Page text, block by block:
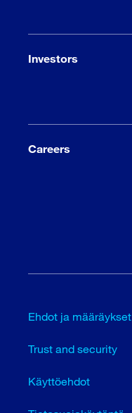
Investors
Careers
Ehdot ja määräykset
Trust and security
Käyttöehdot